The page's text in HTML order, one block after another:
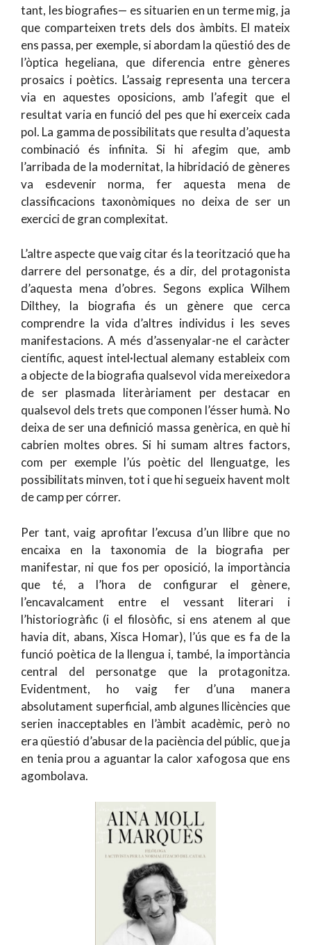
tant, les biografies— es situarien en un terme mig, ja
que comparteixen trets dels dos àmbits. El mateix
ens passa, per exemple, si abordam la qüestió des de
l’òptica hegeliana, que diferencia entre gèneres
prosaics i poètics. L’assaig representa una tercera
via en aquestes oposicions, amb l’afegit que el
resultat varia en funció del pes que hi exerceix cada
pol. La gamma de possibilitats que resulta d’aquesta
combinació és infinita. Si hi afegim que, amb
l’arribada de la modernitat, la hibridació de gèneres
va esdevenir norma, fer aquesta mena de
classificacions taxonòmiques no deixa de ser un
exercici de gran complexitat.
L’altre aspecte que vaig citar és la teorització que ha
darrere del personatge, és a dir, del protagonista
d’aquesta mena d’obres. Segons explica Wilhem
Dilthey, la biografia és un gènere que cerca
comprendre la vida d’altres individus i les seves
manifestacions. A més d’assenyalar-ne el caràcter
científic, aquest intel·lectual alemany estableix com
a objecte de la biografia qualsevol vida mereixedora
de ser plasmada literàriament per destacar en
qualsevol dels trets que componen l’ésser humà. No
deixa de ser una definició massa genèrica, en què hi
cabrien moltes obres. Si hi sumam altres factors,
com per exemple l’ús poètic del llenguatge, les
possibilitats minven, tot i que hi segueix havent molt
de camp per córrer.
Per tant, vaig aprofitar l’excusa d’un llibre que no
encaixa en la taxonomia de la biografia per
manifestar, ni que fos per oposició, la importància
que té, a l’hora de configurar el gènere,
l’encavalcament entre el vessant literari i
l’historiogràfic (i el filosòfic, si ens atenem al que
havia dit, abans, Xisca Homar), l’ús que es fa de la
funció poètica de la llengua i, també, la importància
central del personatge que la protagonitza.
Evidentment, ho vaig fer d’una manera
absolutament superficial, amb algunes llicències que
serien inacceptables en l’àmbit acadèmic, però no
era qüestió d’abusar de la paciència del públic, que ja
en tenia prou a aguantar la calor xafogosa que ens
agombolava.